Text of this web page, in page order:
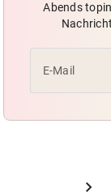
Abends
E-Mail
chevron_right